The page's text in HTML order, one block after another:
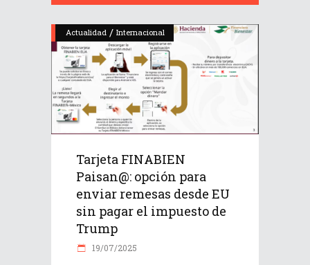
Actualidad / Internacional
Tarjeta FINABIEN
Paisan@: opción para
enviar remesas desde EU
sin pagar el impuesto de
Trump
19/07/2025